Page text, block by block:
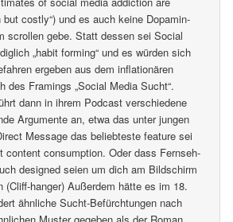
but costly“) und es auch keine Dopamin-
scrollen gebe. Statt dessen sei Social
„habit forming“ und es würden sich
ergeben aus dem inflationären
des Framings „Social Media Sucht“.
dann in ihrem Podcast verschiedene
Argumente an, etwa das unter jungen
Message das beliebteste feature sei
content consumption. Oder dass Fernseh-
designed seien um dich am Bildschirm
(Cliff-hanger) Außerdem hätte es im 18.
ähnliche Sucht-Befürchtungen nach